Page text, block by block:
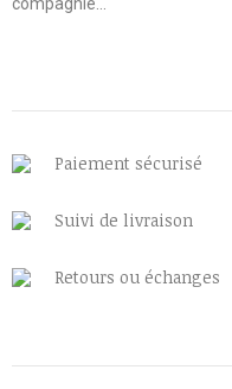
compagnie...
Paiement sécurisé
Suivi de livraison
Retours ou échanges